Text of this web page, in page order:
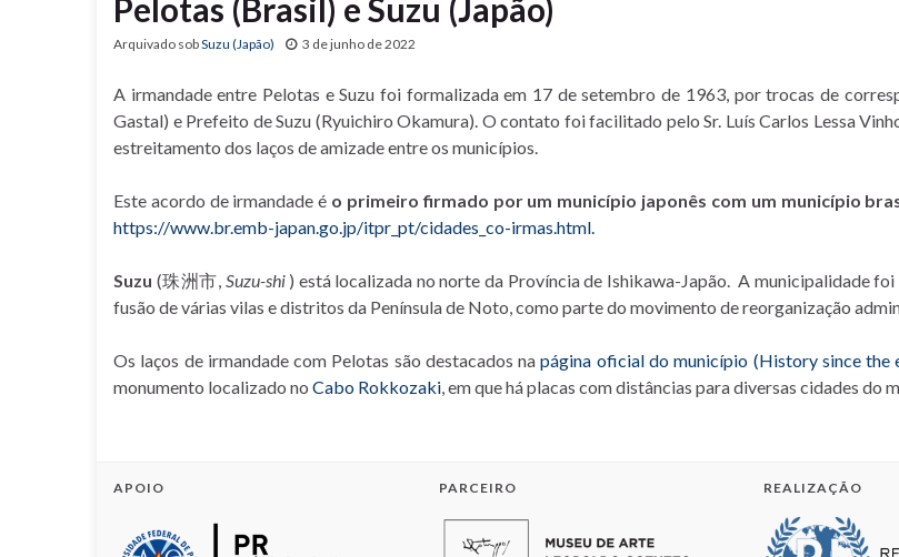
Pelotas (Brasil) e Suzu (Japão)
Arquivado sobSuzu (Japão) 3 de junho de 2022
A irmandade entre Pelotas e Suzu foi formalizada em 17 de setembro de 1963, por trocas de
Gastal) e Prefeito de Suzu (Ryuichiro Okamura). O contato foi facilitado pelo Sr. Luís Carlos Lessa
estreitamento dos laços de amizade entre os municípios.
Este acordo de irmandade é o primeiro firmado por um município japonês com um município
https://www.br.emb-japan.go.jp/itpr_pt/cidades_co-irmas.html.
Suzu (珠洲市, Suzu-shi) estálocalizada no norte da Província de Ishikawa-Japão. A municipalidade
fusão de várias vilas e distritos da Península de Noto, como parte do movimento de reorganização
Os laços de irmandade com Pelotas são destacados napágina oficial do município (History since the
monumento localizado no Cabo Rokkozaki, em que há placas com distâncias para diversas cidades do
APOIO PARCEIRO REALIZAÇÃO